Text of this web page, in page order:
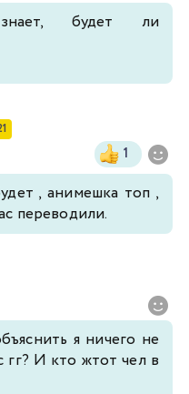
будет ли
1
, анимешка топ ,
переводили.
я ничего не
гг? И кто жтот чел в